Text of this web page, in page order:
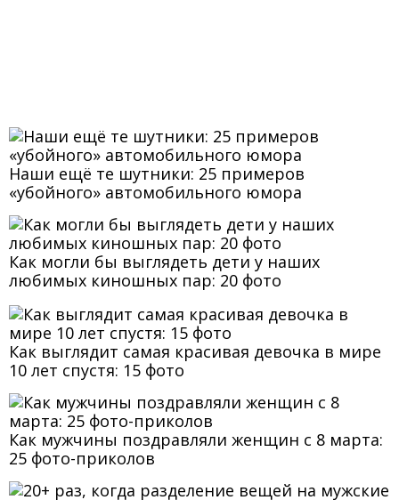
Наши ещё те шутники: 25 примеров
«убойного» автомобильного юмора
Как могли бы выглядеть дети у наших
любимых киношных пар: 20 фото
Как выглядит самая красивая девочка в мире
10 лет спустя: 15 фото
Как мужчины поздравляли женщин с 8 марта:
25 фото-приколов